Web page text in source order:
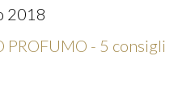
2018
PROFUMO - 5 consigli